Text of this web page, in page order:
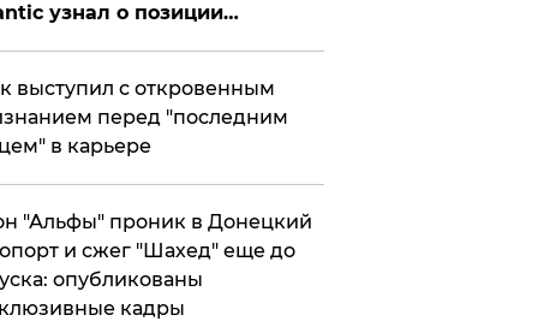
узнал о позиции
выступил с откровенным
перед "последним
в карьере
"Альфы" проник в Донецкий
и сжег "Шахед" еще до
опубликованы
кадры